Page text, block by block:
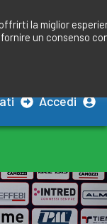
Accedi
la miglior
un consenso